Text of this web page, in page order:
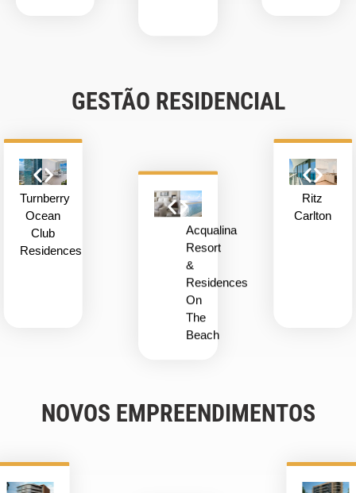
GESTÃO RESIDENCIAL
Turnberry
Ocean
Club
Residences
Acqualina
Resort
&
Residences
On
The
Beach
Ritz
Carlton
NOVOS EMPREENDIMENTOS